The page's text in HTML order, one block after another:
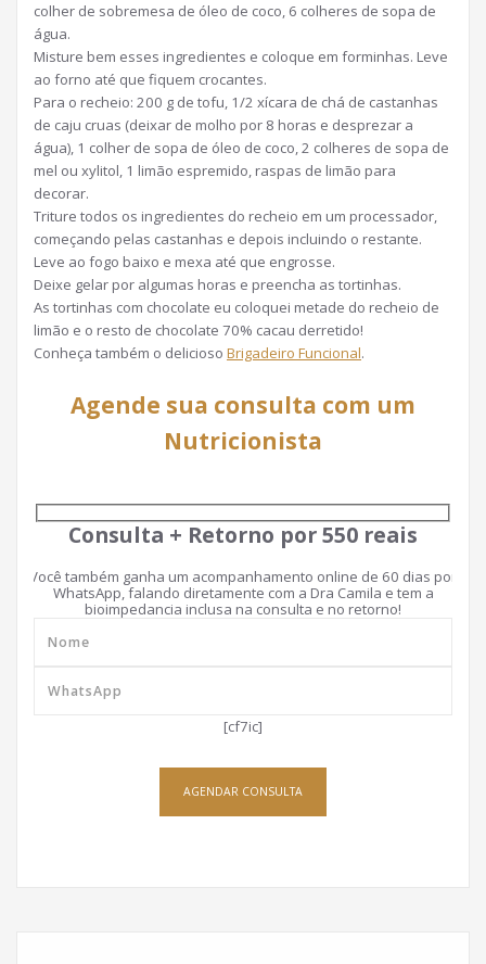
colher de sobremesa de óleo de coco, 6 colheres de sopa de
água.
Misture bem esses ingredientes e coloque em forminhas. Leve
ao forno até que fiquem crocantes.
Para o recheio: 200 g de tofu, 1/2 xícara de chá de castanhas
de caju cruas (deixar de molho por 8 horas e desprezar a
água), 1 colher de sopa de óleo de coco, 2 colheres de sopa de
mel ou xylitol, 1 limão espremido, raspas de limão para
decorar.
Triture todos os ingredientes do recheio em um processador,
começando pelas castanhas e depois incluindo o restante.
Leve ao fogo baixo e mexa até que engrosse.
Deixe gelar por algumas horas e preencha as tortinhas.
As tortinhas com chocolate eu coloquei metade do recheio de
limão e o resto de chocolate 70% cacau derretido!
Conheça também o delicioso Brigadeiro Funcional.
Agende sua consulta com um
Nutricionista
Consulta + Retorno por 550 reais
Você também ganha um acompanhamento online de 60 dias por
WhatsApp, falando diretamente com a Dra Camila e tem a
bioimpedancia inclusa na consulta e no retorno!
[cf7ic]
AGENDAR CONSULTA